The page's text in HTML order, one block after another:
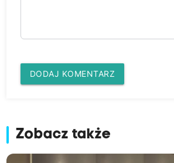
DODAJ KOMENTARZ
Zobacz także